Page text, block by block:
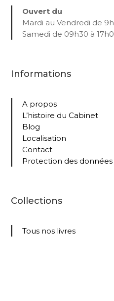
Ouvert du
Mardi au Vendredi de
Samedi de 09h30 à
Informations
A propos
L’histoire du Cabinet
Blog
Localisation
Contact
Protection des données
Collections
Tous nos livres